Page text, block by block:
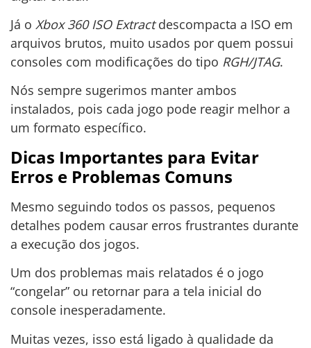
Já o Xbox 360 ISO Extractdescompacta a ISO em
arquivos brutos, muito usados por quem possui
consoles com modificações do tipo RGH/JTAG.
Nós sempre sugerimos manter ambos
instalados, pois cada jogo pode reagir melhor a
um formato específico.
Dicas Importantes para Evitar
Erros e Problemas Comuns
Mesmo seguindo todos os passos, pequenos
detalhes podem causar erros frustrantes durante
a execução dos jogos.
Um dos problemas mais relatados é o jogo
“congelar” ou retornar para a tela inicial do
console inesperadamente.
Muitas vezes, isso está ligado à qualidade da